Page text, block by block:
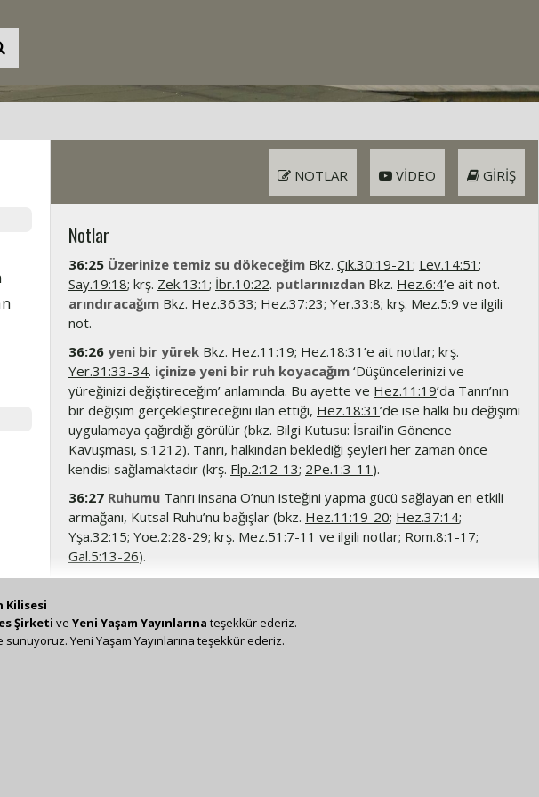
GIRIŞ
VIDEO
NOTLAR
Notlar
36:25 Üzerinize temiz su dökeceğim Bkz. Çık.30:19-21 ; Lev.14:51 ;
Say.19:18; krş. Zek.13:1 ; İbr.10:22. putlarınızdan Bkz. Hez.6:4’e ait not.
arındıracağım Bkz. Hez.36:33; Hez.37:23; Yer.33:8; krş. Mez.5:9 ve ilgili
not.
36:26 yeni bir yürek Bkz. Hez.11:19; Hez.18:31 ’e ait notlar; krş.
Yer.31:33-34. içinize yeni bir ruh koyacağım ‘Düşüncelerinizi ve
yüreğinizi değiştireceğim’ anlamında. Bu ayette ve Hez.11:19’da Tanrı’nın
bir değişim gerçekleştireceğini ilan ettiği, Hez.18:31 ’de ise halkı bu değişimi
uygulamaya çağırdığı görülür (bkz. Bilgi Kutusu: İsrail’in Gönence
Kavuşması, s.1212). Tanrı, halkından beklediği şeyleri her zaman önce
kendisi sağlamaktadır (krş. Flp.2:12-13; 2Pe.1:3-11 ).
36:27 Ruhumu Tanrı insana O’nun isteğini yapma gücü sağlayan en etkili
armağanı, Kutsal Ruhu’nu bağışlar (bkz. Hez.11:19-20; Hez.37:14;
Yşa.32:15; Yoe.2:28-29; krş. Mez.51:7-11 ve ilgili notlar; Rom.8:1-17;
Gal.5:13-26).
eski gönencine kavuşturarak kutsallığını ve kudretini nasıl göstereceği
anlatılır: 1-15. ayetlerde Tanrı’nın artık viran olmuş ülkeyi (“İsrail dağlarını”)
Kilisesi
Şirketi ve Yeni Yaşam Yayınlarına teşekkür ederiz.
sunuyoruz. Yeni Yaşam Yayınlarına teşekkür ederiz.